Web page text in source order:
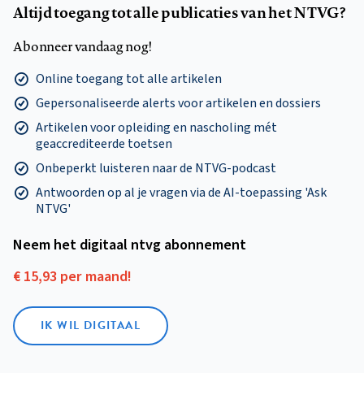
Altijd toegang tot alle publicaties van het NTVG?
Abonneer vandaag nog!
Online toegang tot alle artikelen
Gepersonaliseerde alerts voor artikelen en dossiers
Artikelen voor opleiding en nascholing mét
geaccrediteerde toetsen
Onbeperkt luisteren naar de NTVG-podcast
Antwoorden op al je vragen via de AI-toepassing 'Ask
NTVG'
Neem het digitaal ntvg abonnement
€ 15,93 per maand!
IK WIL DIGITAAL